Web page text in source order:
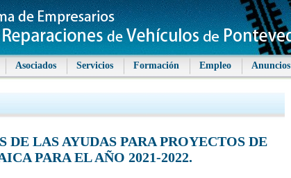
Asociados Servicios Formación Empleo Anuncios
DE LAS AYUDAS PARA PROYECTOS DE
PARA EL AÑO 2021-2022.